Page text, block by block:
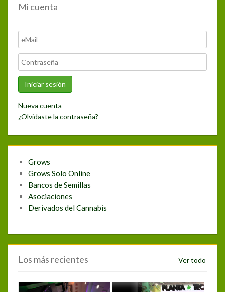
Mi cuenta
Nueva cuenta
¿Olvidaste la contraseña?
Grows
Grows Solo Online
Bancos de Semillas
Asociaciones
Derivados del Cannabis
Los más recientes Ver todo